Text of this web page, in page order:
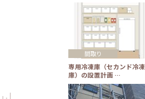
専用冷凍庫（セカンド冷凍
庫）の設置計画 …
間取り